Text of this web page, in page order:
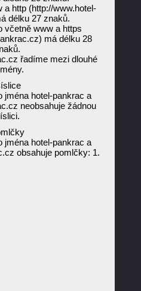
a http (http://www.hotel-
délku 27 znaků.
včetně www a https
má délku 28
řadíme mezi dlouhé
jména hotel-pankrac a
neobsahuje žádnou
jména hotel-pankrac a
obsahuje pomlčky: 1.